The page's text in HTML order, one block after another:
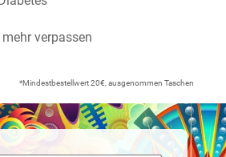
verpassen
*Mindestbestellwert 20€, ausgenommen Taschen